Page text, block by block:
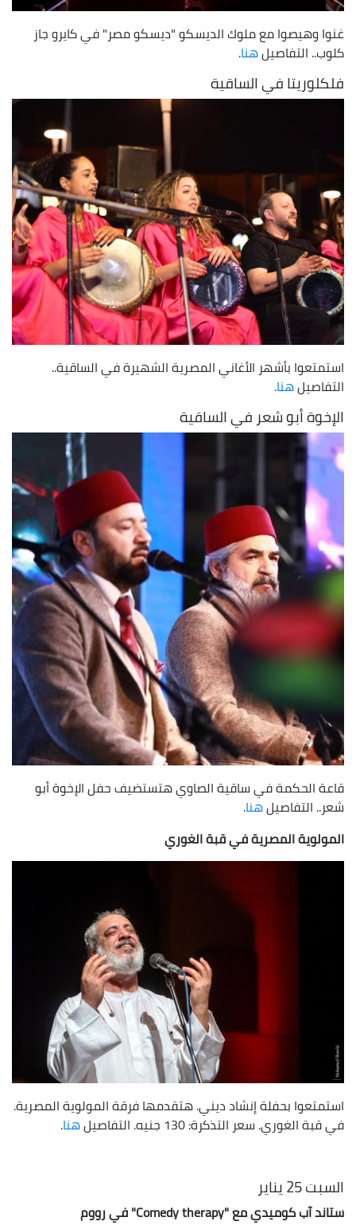
غنوا وهيصوا مع ملوك الديسكو "ديسكو مصر" في كايرو جاز
كلوب.. التفاصيلهنا.
فلكلوريتا في الساقية
استمتعوا بأشهر الأغاني المصرية الشهيرة في الساقية..
التفاصيلهنا.
الإخوة أبو شعر في الساقية
قاعة الحكمة في ساقية الصاوي هتستضيف حفل الإخوة أبو
شعر.. التفاصيلهنا.
المولوية المصرية في قبة الغوري
استمتعوا بحفلة إنشاد ديني. هتقدمها فرقة المولوية المصرية.
في قبة الغوري. سعر التذكرة: 130 جنيه. التفاصيل
هنا.
السبت 25 يناير
ستاند آب كوميدي مع "Comedy therapy" في رووم